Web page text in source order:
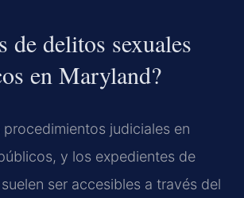
de delitos sexuales
en Maryland?
procedimientos judiciales en
y los expedientes de
ser accesibles a través del